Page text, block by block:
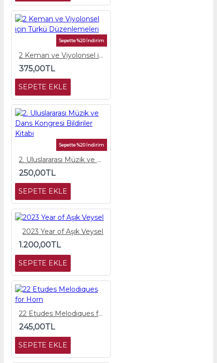
Sepette %20 İndirim
2 Keman ve Viyolonsel için Türkü Düzenlemeleri
375,00TL
SEPETE EKLE
Sepette %20 İndirim
2. Uluslararası Müzik ve Dans Kongresi Bildiriler Kitabı
250,00TL
SEPETE EKLE
2023 Year of Aşık Veysel
1.200,00TL
SEPETE EKLE
22 Etudes Melodiques for Horn
245,00TL
SEPETE EKLE